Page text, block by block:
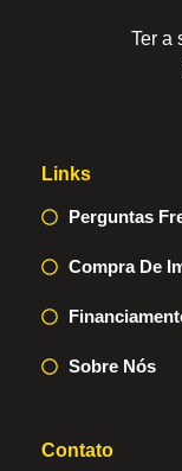
Ter a
Links
Perguntas
Compra De
Sobre Nós
Contato